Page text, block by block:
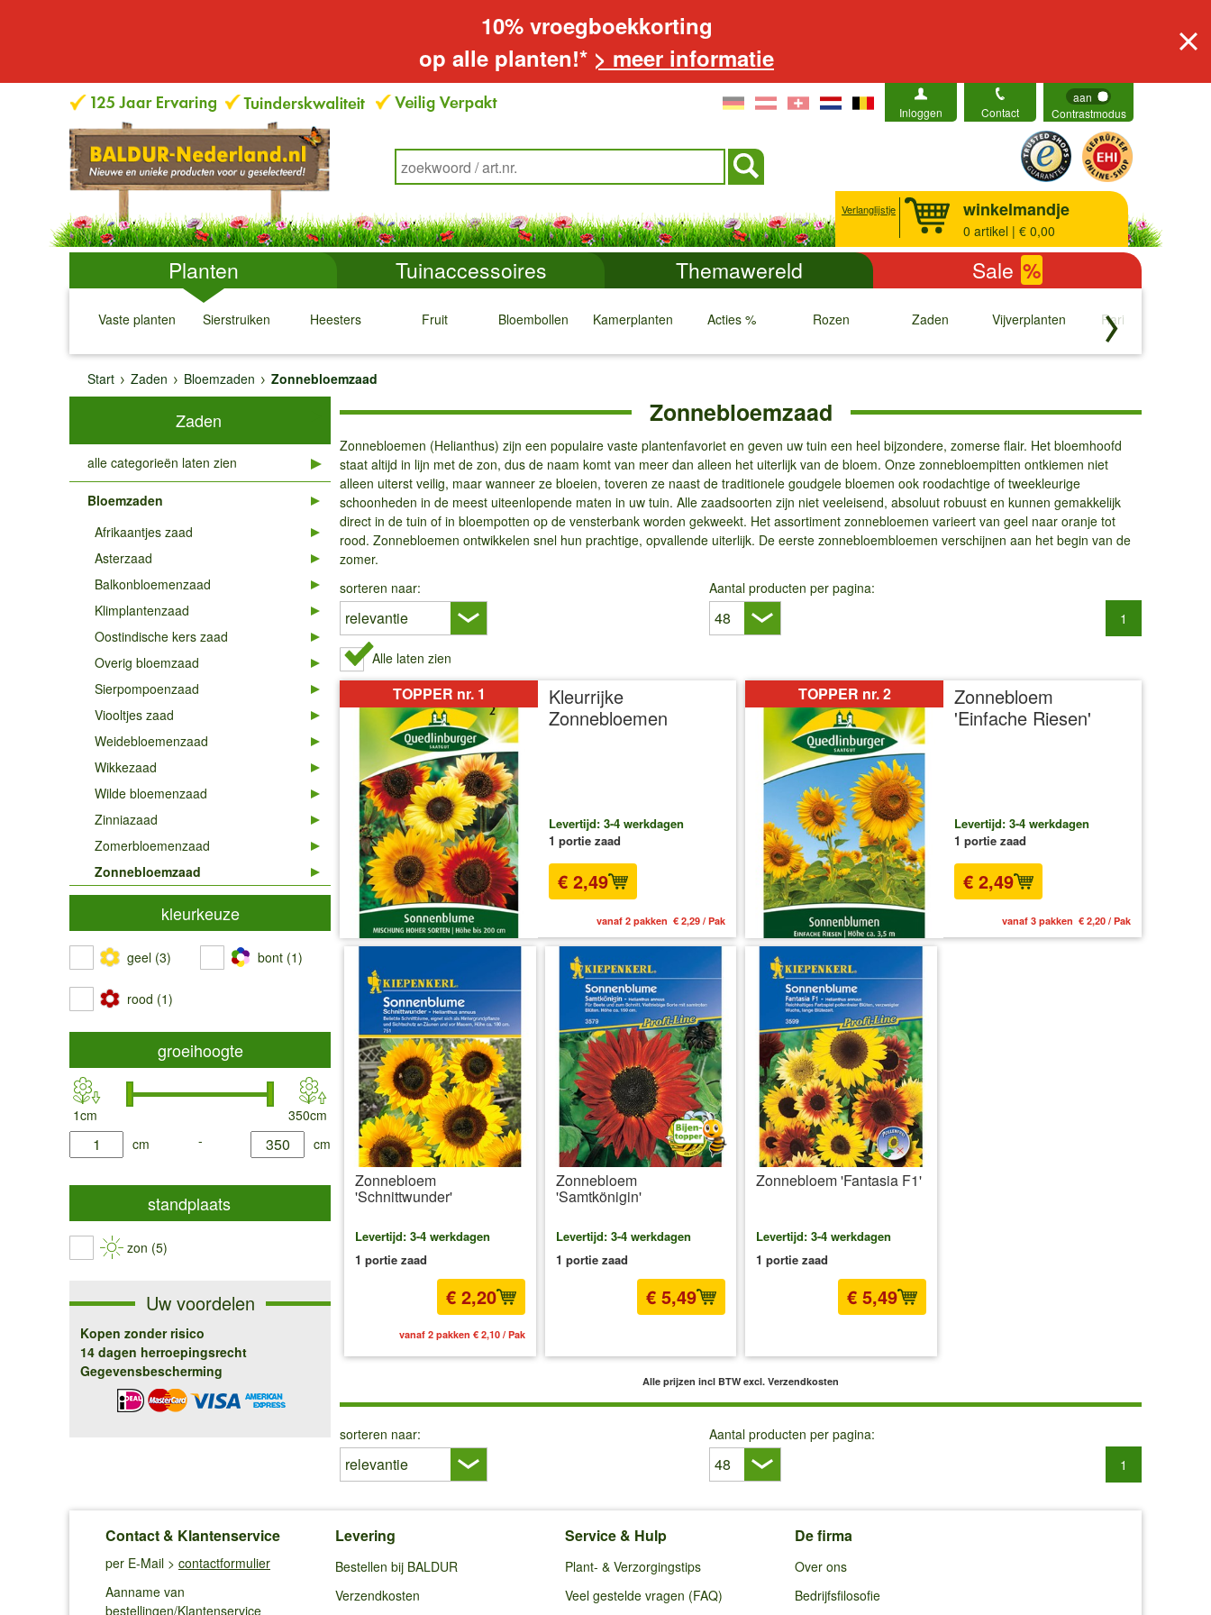
10% vroegboekkorting
op alle planten!* > meer informatie
Inloggen Contact
aan
Contrastmodus
Verlanglijstje winkelmandje
0 artikel | € 0,00
Planten Tuinaccessoires Themawereld Sale %
Vaste planten
↓
Sierstruiken
↓
Heesters
↓
Fruit
↓
Bloembollen
↓
Kamerplanten
↓
Acties %
↓
Rozen
↓
Zaden
↓
Vijverplanten
↓
Rariteiten
↓
Start
Zaden Bloemzaden Zonnebloemzaad
Zonnebloemzaad
Zonnebloemen (Helianthus) zijn een populaire vaste plantenfavoriet en geven uw tuin een heel bijzondere, zomerse flair. Het bloemhoofd
staat altijd in lijn met de zon, dus de naam komt van meer dan alleen het uiterlijk van de bloem. Onze zonnebloempitten ontkiemen niet
alleen uiterst veilig, maar wanneer ze bloeien, toveren ze naast de traditionele goudgele bloemen ook roodachtige of tweekleurige
schoonheden in de meest uiteenlopende maten in uw tuin. Alle zaadsoorten zijn niet veeleisend, absoluut robuust en kunnen gemakkelijk
direct in de tuin of in bloempotten op de vensterbank worden gekweekt. Het assortiment zonnebloemen varieert van geel naar oranje tot
rood. Zonnebloemen ontwikkelen snel hun prachtige, opvallende uiterlijk. De eerste zonnebloembloemen verschijnen aan het begin van de
zomer.
sorteren naar:
Aantal producten per pagina:
1
Alle laten zien
TOPPER nr. 1
Kleurrijke
Zonnebloemen
Levertijd: 3-4 werkdagen
1 portie zaad
€ 2,49
vanaf 2 pakken € 2,29 / Pak
TOPPER nr. 2
Zonnebloem
'Einfache Riesen'
Levertijd: 3-4 werkdagen
1 portie zaad
€ 2,49
vanaf 3 pakken € 2,20 / Pak
Zonnebloem
'Schnittwunder'
Levertijd: 3-4 werkdagen
1 portie zaad
€ 2,20
vanaf 2 pakken € 2,10 / Pak
Zonnebloem
'Samtkönigin'
Levertijd: 3-4 werkdagen
1 portie zaad
€ 5,49
Zonnebloem 'Fantasia F1'
Levertijd: 3-4 werkdagen
1 portie zaad
€ 5,49
Alle prijzen incl BTW excl. Verzendkosten
sorteren naar:
Aantal producten per pagina:
1
Zaden
alle categorieën laten zien
Bloemzaden
Afrikaantjes zaad
Asterzaad
Balkonbloemenzaad
Klimplantenzaad
Oostindische kers zaad
Overig bloemzaad
Sierpompoenzaad
Viooltjes zaad
Weidebloemenzaad
Wikkezaad
Wilde bloemenzaad
Zinniazaad
Zomerbloemenzaad
Zonnebloemzaad
kleurkeuze
geel (3) bont (1)
rood (1)
groeihoogte
1cm
350cm
product.list.filter.height.min
cm - cm
product.list.filter.height.max
standplaats
zon (5)
Uw voordelen
Kopen zonder risico
14 dagen herroepingsrecht
Gegevensbescherming
Contact & Klantenservice
per E-Mail > contactformulier
Aanname van
bestellingen/Klantenservice
Levering
Bestellen bij BALDUR
Verzendkosten
Service & Hulp
Plant- & Verzorgingstips
Veel gestelde vragen (FAQ)
De firma
Over ons
Bedrijfsfilosofie